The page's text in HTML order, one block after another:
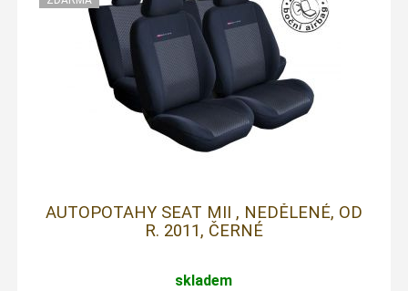
AUTOPOTAHY SEAT MII , NEDĚLENÉ, OD
R. 2011, ČERNÉ
skladem